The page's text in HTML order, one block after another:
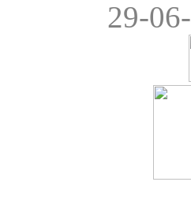
29-